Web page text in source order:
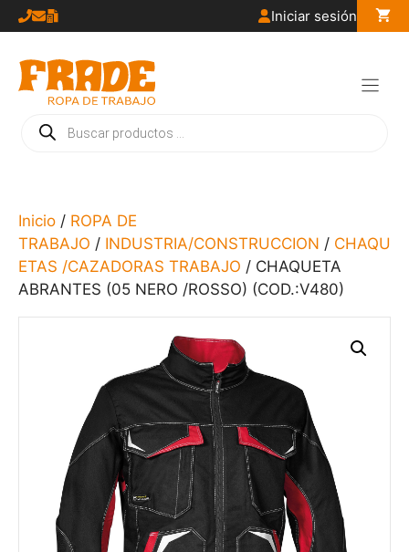
Saltar
al
contenido
Iniciar sesión
Búsqueda
de
Inicio / ROPA DE
TRABAJO / INDUSTRIA/CONSTRUCCION / CHAQU
ETAS /CAZADORAS TRABAJO / CHAQUETA
ABRANTES (05 NERO /ROSSO) (COD.:V480)